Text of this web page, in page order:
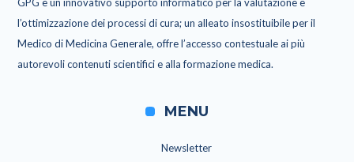
GPG è un innovativo supporto informatico per la valutazione e
l’ottimizzazione dei processi di cura; un alleato insostituibile per il
Medico di Medicina Generale, offre l’accesso contestuale ai più
autorevoli contenuti scientifici e alla formazione medica.
MENU
Newsletter